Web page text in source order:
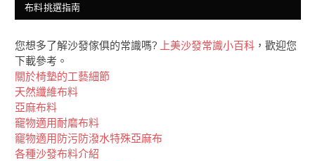
布料挑選指南
您想多了解沙發傢俱的常識嗎? 上美沙發常識小百科 ，歡迎您
下載參考。
關於椅墊的工藝細節
天然纖維布料
亞麻布料
竉物適用耐磨布料
竉物適用防污防潑水特殊亞麻布
各種沙發布料介紹